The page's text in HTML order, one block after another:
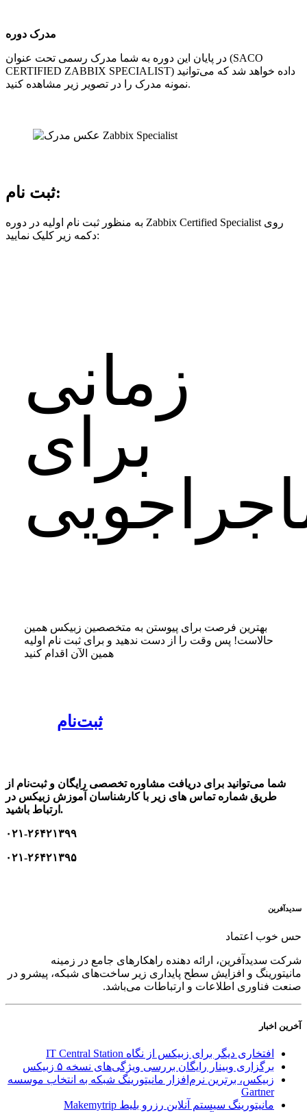
مدرک دوره
در پایان این دوره به شما مدرک رسمی تحت عنوان (SACO
CERTIFIED ZABBIX SPECIALIST) داده خواهد شد که می‌توانید
نمونه مدرک را در تصویر زیر مشاهده کنید.
ثبت نام:
به منظور ثبت نام اولیه در دوره Zabbix Certified Specialist روی
دکمه زیر کلیک نمایید:
زمانی
برای
بهترین فرصت برای پیوستن به متخصصین زبیکس همین
حالاست! پس وقت را از دست ندهید و برای ثبت نام اولیه
همین الآن اقدام کنید
ثبت‌نام
شما می‌توانید برای دریافت مشاوره تخصصی رایگان و ثبت‌نام از
طریق شماره تماس های زیر با کارشناسان آموزش زبیکس در
ارتباط باشید.
۰۲۱-۲۶۴۲۱۳۹۹
۰۲۱-۲۶۴۲۱۳۹۵
سدید‌آفرین
حس خوب اعتماد
شرکت سدید‌آفرین، ارائه دهنده راهکارهای جامع در زمینه
مانیتورینگ و افزایش سطح پایداری زیر ساخت‌های شبکه، پیشرو در
صنعت فناوری اطلاعات و ارتباطات می‌باشد.
آخرین اخبار
افتخاری دیگر برای زبیکس از نگاه IT Central Station
برگزاری وبینار رایگان بررسی ویژگی‌های نسخه ۵ زبیکس
زبیکس، برترین نرم‌افزار مانیتورینگ شبکه به انتخاب موسسه
Gartner
مانیتورینگ سیستم آنلاین رزرو بلیط Makemytrip